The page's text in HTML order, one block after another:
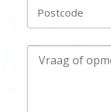
Postcode